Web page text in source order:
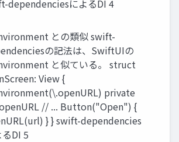
dependenciesによるDI 4
との類似 swift-
の記法は、SwiftUIの
と似ている。 struct
View {
private
// ... Button("Open") {
} } swift-dependencies
るDI 5